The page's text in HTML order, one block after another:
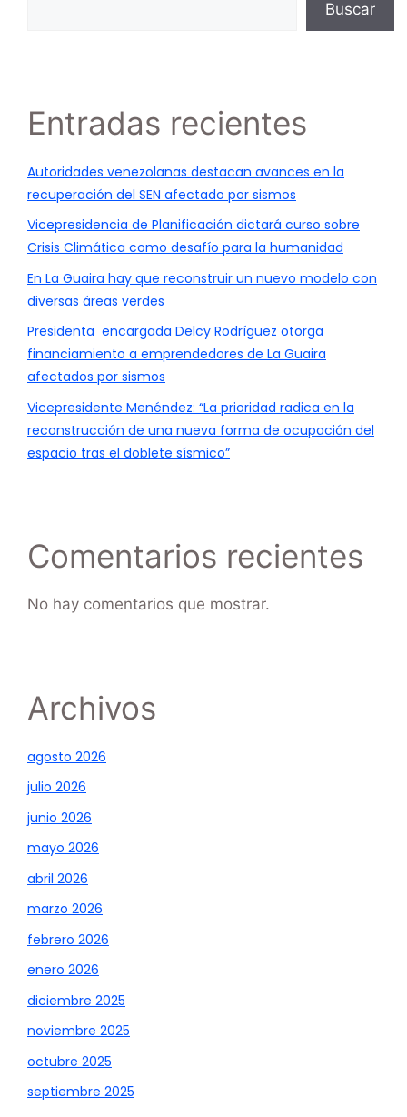
Buscar
Entradas recientes
Autoridades venezolanas destacan avances en la
recuperación del SEN afectado por sismos
Vicepresidencia de Planificación dictará curso sobre
Crisis Climática como desafío para la humanidad
En La Guaira hay que reconstruir un nuevo modelo con
diversas áreas verdes
Presidenta encargada Delcy Rodríguez otorga
financiamiento a emprendedores de La Guaira
afectados por sismos
Vicepresidente Menéndez: “La prioridad radica en la
reconstrucción de una nueva forma de ocupación del
espacio tras el doblete sísmico”
Comentarios recientes
No hay comentarios que mostrar.
Archivos
agosto 2026
julio 2026
junio 2026
mayo 2026
abril 2026
marzo 2026
febrero 2026
enero 2026
diciembre 2025
noviembre 2025
octubre 2025
septiembre 2025